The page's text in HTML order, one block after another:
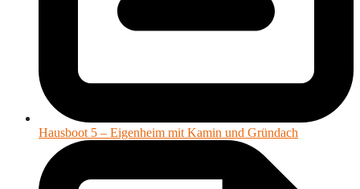
Hausboot 5 – Eigenheim mit Kamin und Gründach